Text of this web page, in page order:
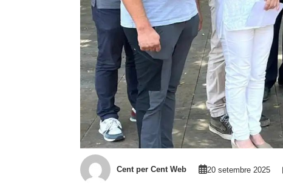
Cent per Cent Web 20 setembre 2025